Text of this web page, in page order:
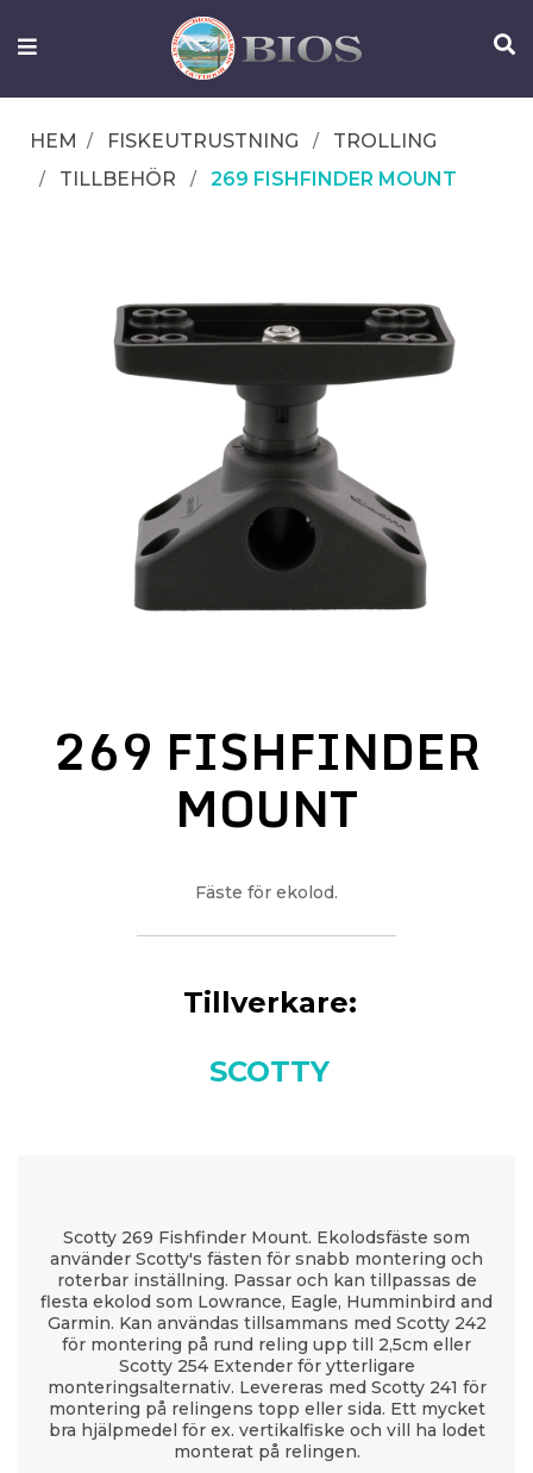
FISKEUTRUSTNING
OM
IFISH
HEM FISKEUTRUSTNING
TROLLING
TILLBEHÖR
269 FISHFINDER MOUNT
269 FISHFINDER
MOUNT
Fäste för ekolod.
Tillverkare:
SCOTTY
Scotty 269 Fishfinder Mount. Ekolodsfäste som
använder Scotty's fästen för snabb montering och
roterbar inställning. Passar och kan tillpassas de
flesta ekolod som Lowrance, Eagle, Humminbird and
Garmin. Kan användas tillsammans med Scotty 242
för montering på rund reling upp till 2,5cm eller
Scotty 254 Extender för ytterligare
monteringsalternativ. Levereras med Scotty 241 för
montering på relingens topp eller sida. Ett mycket
bra hjälpmedel för ex. vertikalfiske och vill ha lodet
monterat på relingen.